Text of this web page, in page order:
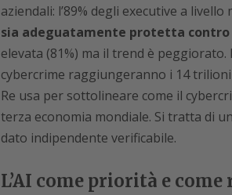
aziendali: l’89% degli executive a
sia adeguatamente protetta
elevata (81%) ma il trend è
cybercrime raggiungeranno i 14
Re usa per sottolineare come il
terza economia mondiale. Si tratta di
dato indipendente verificabile.
L’AI come priorità e